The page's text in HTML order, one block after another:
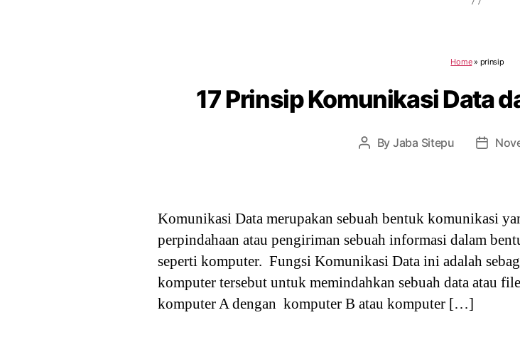
Home» prinsip
17 Prinsip Komunikasi Data
Post
By Jaba Sitepu
Post
Komunikasi Data merupakan sebuah bentuk komunikasi
perpindahaan atau pengiriman sebuah informasi dalam
seperti komputer. Fungsi Komunikasi Data ini adalah
komputer tersebut untuk memindahkan sebuah data atau
komputer A dengan komputer B atau komputer […]